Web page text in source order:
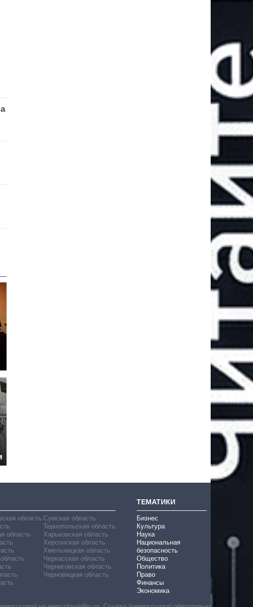
область
область
Сумская область
Тернопольская область
Харьковская область
Херсонская область
Хмельницкая область
Черкасская область
Черниговская область
Черновицкая область
ТЕМАТИКИ
Бизнес
Культура
Наука
Национальная
безопасность
Общество
Политика
Право
Финансы
Экономика